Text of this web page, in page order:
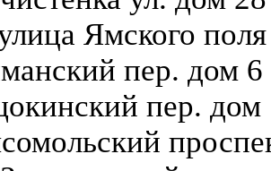
Ямского
пер. дом 6
пер. дом